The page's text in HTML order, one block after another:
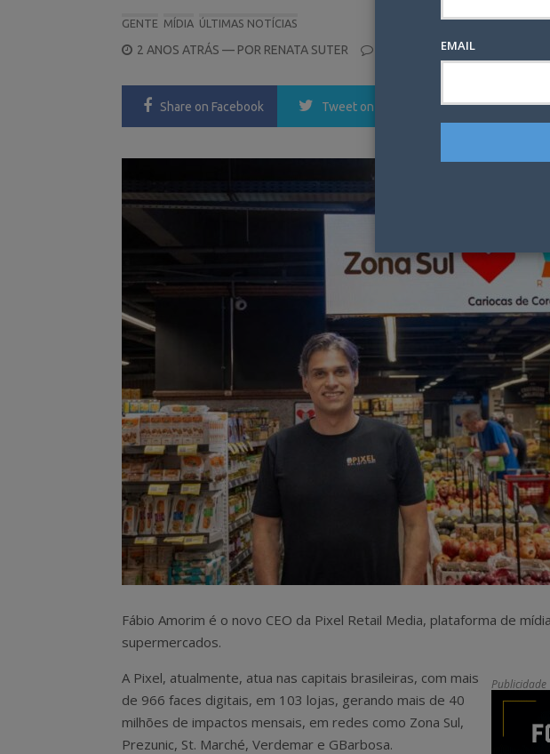
GENTE MÍDIA ÚLTIMAS NOTÍCIAS
POSTED
2 ANOS ATRÁS — POR RENATA SUTER
Share on Facebook Tweet on Twitter Google+
Fábio Amorim é o novo CEO da Pixel Retail Media, plataforma de
supermercados.
Publicidade
A Pixel, atualmente, atua nas capitais brasileiras, com mais
de 966 faces digitais, em 103 lojas, gerando mais de 40
milhões de impactos mensais, em redes como Zona Sul,
Prezunic, St. Marché, Verdemar e GBarbosa.
EMAIL